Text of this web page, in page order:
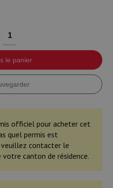
le panier
officiel pour acheter cet
quel permis est
contacter le
canton de résidence.